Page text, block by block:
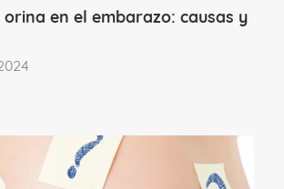
regular.
orina en el embarazo: causas y